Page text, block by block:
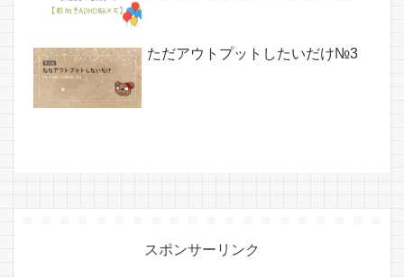
ただアウトプットしたいだけ№3
スポンサーリンク